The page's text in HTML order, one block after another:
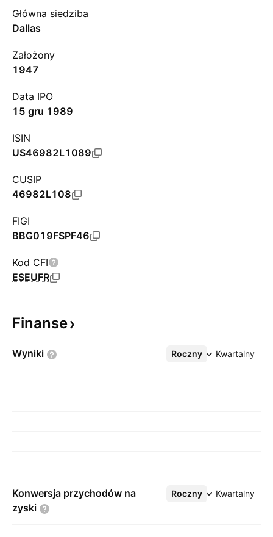
Główna siedziba
Dallas
Założony
1947
Data IPO
15 gru 1989
ISIN
US46982L1089
CUSIP
46982L108
FIGI
BBG019FSPF46
Kod CFI
ESEUFR
Finanse
Wyniki Roczny Kwartalny
Więcej
Konwersja przychodów na
zyski
Roczny Kwartalny
Więcej